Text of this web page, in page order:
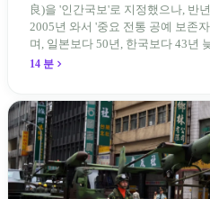
良)을 '인간국보'로 지정했으나, 반
2005년 와서 '중요 전통 공예 보존
며, 일본보다 50년, 한국보다 43년
자 제도는 이미 1970-80년대 산업
14 분